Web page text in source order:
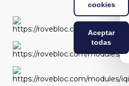
cookies
Aceptar
todas